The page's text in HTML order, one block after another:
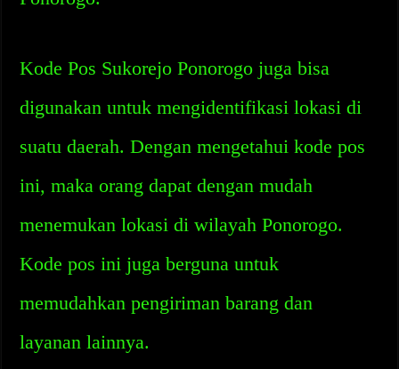
Kode Pos Sukorejo Ponorogo juga bisa
digunakan untuk mengidentifikasi lokasi di
suatu daerah. Dengan mengetahui kode pos
ini, maka orang dapat dengan mudah
menemukan lokasi di wilayah Ponorogo.
Kode pos ini juga berguna untuk
memudahkan pengiriman barang dan
layanan lainnya.